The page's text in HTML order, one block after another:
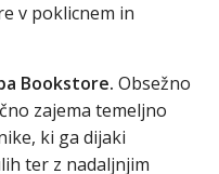
v poklicnem in
Bookstore. Obsežno
zajema temeljno
ki ga dijaki
ter z nadaljnjim